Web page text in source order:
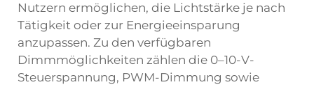
Nutzern ermöglichen, die Lichtstärke je nach
Tätigkeit oder zur Energieeinsparung
anzupassen. Zu den verfügbaren
Dimmmöglichkeiten zählen die 0–10-V-
Steuerspannung, PWM-Dimmung sowie